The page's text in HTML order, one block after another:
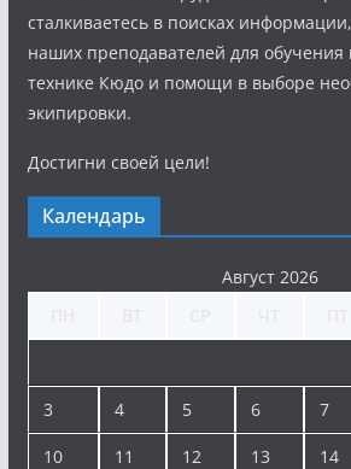
сталкиваетесь в поисках
наших преподавателей для обучения
технике Кюдо и помощи в выборе
экипировки.
Достигни своей цели!
Календарь
Август 2026
3 4 5 6 7
10 11 12 13 14